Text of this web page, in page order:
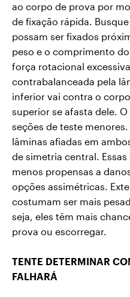
ao corpo de prova por
de fixação rápida.
possam ser fixados
peso e o comprimento
força rotacional
contrabalanceada pela
inferior vai contra o
superior se afasta dele.
seções de teste menores.
lâminas afiadas em
de simetria central.
menos propensas a
opções assimétricas.
costumam ser mais
seja, eles têm mais
prova ou escorregar.
TENTE DETERMINAR
FALHARÁ